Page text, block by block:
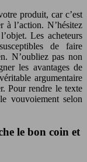
produit, car c’est
à l’action. N’hésitez
Les acheteurs
de faire
N’oubliez pas non
les avantages de
argumentaire
Pour rendre le texte
vouvoiement selon
le bon coin et